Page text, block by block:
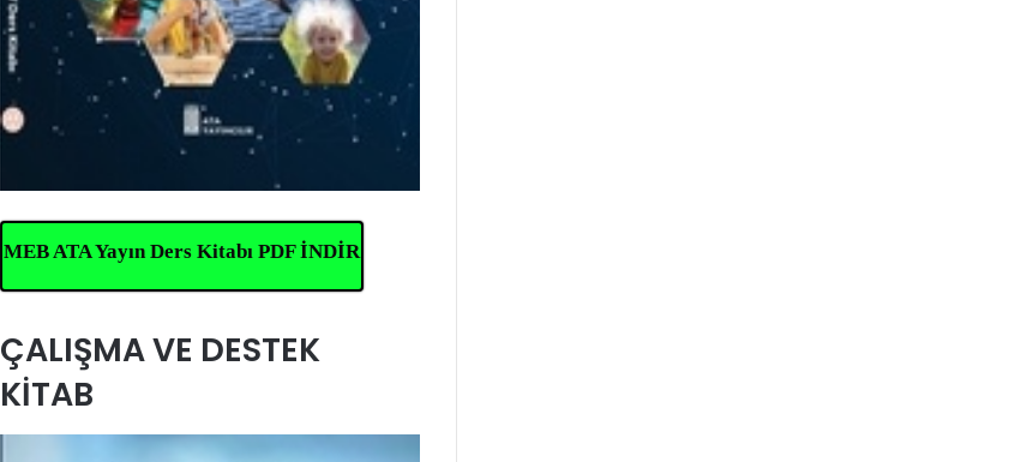
MEB ATA Yayın Ders Kitabı PDF İNDİR
ÇALIŞMA VE DESTEK
KİTAB